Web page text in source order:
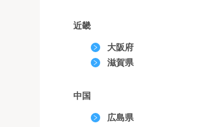
近畿
大阪府
滋賀県
中国
広島県